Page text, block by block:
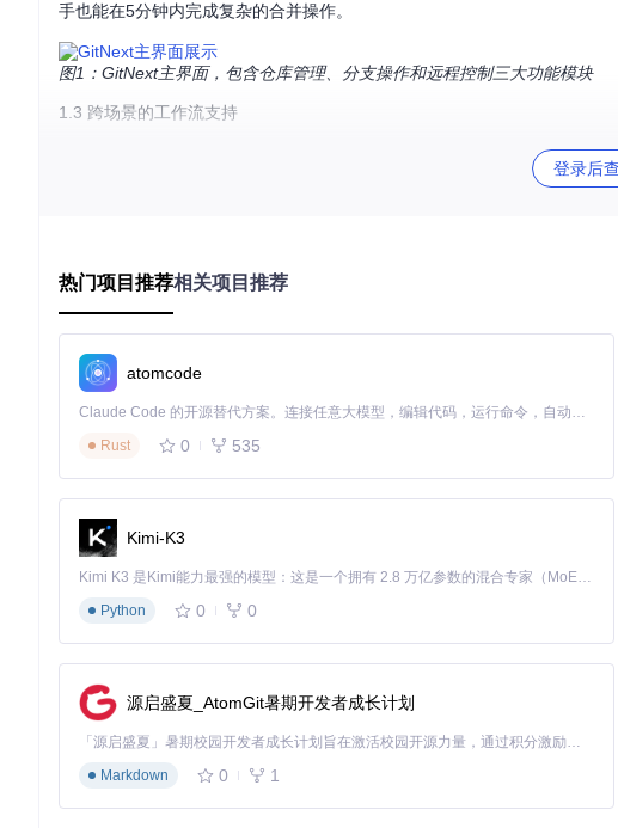
手也能在5分钟内完成复杂的合并操作。
图1：GitNext主界面，包含仓库管理、分支操作和远程控制三大功能模块
1.3 跨场景的工作流支持
无论是个人独立开发还是团队协作，GitNext都提供了灵活的工作流配置
2.1 系统环境检查清单
检查项
系统版本
4GB
8GB+
100MB空闲空间
OpenHarmony SDK
DevEco Studio 3.1+
2.2 两种安装方式的操作指南
方式一：应用市场快速安装（推荐新手）
打开OpenHarmony应用市场
等待自动完成依赖配置
启动应用并完成初始化设置
预期结果：应用列表出现GitNext图标，首次启动显示配置向导
方式二：源码编译安装（适合开发者）
git clone
登录后
热门项目推荐相关项目推荐
atomcode
Claude Code 的开源替代方案。连接任意大模型，编辑代码，运行命令，自动验证 — 全自动执行。用 Rust 构建，极致性能。 ｜ An open-source alternative to Claude Code. Connect any LLM, edit code, run commands, and verify changes — autonomously. Built in Rust for speed. Get Started
Rust
0 535
Kimi-K3
Kimi K3 是Kimi能力最强的模型：这是一个拥有 2.8 万亿参数的混合专家（MoE）模型，具备原生视觉理解能力，并支持 100 万 token 的上下文窗口。
Python
0 0
源启盛夏_AtomGit暑期开发者成长计划
「源启盛夏」暑期校园开发者成长计划旨在激活校园开源力量，通过积分激励、认证扶持、资源倾斜等形式，引导高校组织和开发者完成「入驻 — 建项目 — 做贡献 — 获认证 — 得资源」的完整闭环。无论你是想带领社团入驻平台的组织者，还是希望用代码贡献证明自己的开发者，都能在这里找到属于你的成长路径。
Markdown
0 1